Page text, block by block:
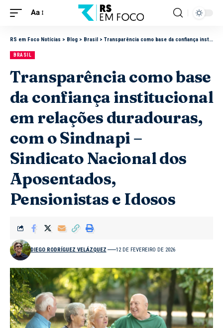
Aa
RS em Foco Notícias > Blog > Brasil > Transparência como base da confiança institucional em relações duradouras, com o Sindnapi – Sindicato Nacional dos Aposentados, Pensionistas e Idosos
BRASIL
Transparência como base
da confiança institucional
em relações duradouras,
com o Sindnapi –
Sindicato Nacional dos
Aposentados,
Pensionistas e Idosos
DIEGO RODRÍGUEZ VELÁZQUEZ 12 DE FEVEREIRO DE 2026